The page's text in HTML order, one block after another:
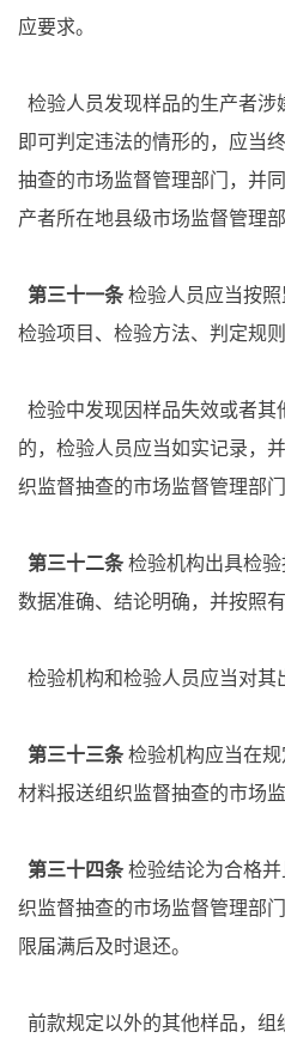
应要求。
检验人员发现样品的生产者
即可判定违法的情形的，应当
抽查的市场监督管理部门，并
产者所在地县级市场监督管理部
第三十一条 检验人员应当按
检验项目、检验方法、判定规则
检验中发现因样品失效或者其
的，检验人员应当如实记录，
织监督抽查的市场监督管理部门
第三十二条 检验机构出具检验
数据准确、结论明确，并按照
检验机构和检验人员应当对其
第三十三条 检验机构应当在
材料报送组织监督抽查的市场监
第三十四条 检验结论为合格
织监督抽查的市场监督管理部
限届满后及时退还。
前款规定以外的其他样品，组